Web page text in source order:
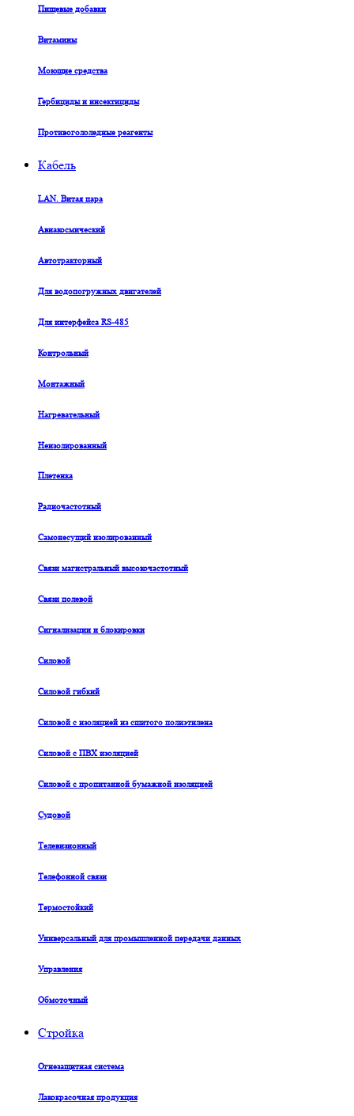
Пищевые добавки
Витамины
Моющие средства
Гербициды и инсектициды
Противогололедные реагенты
Кабель
LAN. Витая пара
Авиакосмический
Автотракторный
Для водопогружных двигателей
Для интерфейса RS-485
Контрольный
Монтажный
Нагревательный
Неизолированный
Плетенка
Радиочастотный
Самонесущий изолированный
Связи магистральный высокочастотный
Связи полевой
Сигнализации и блокировки
Силовой
Силовой гибкий
Силовой с изоляцией из сшитого полиэтилена
Силовой с ПВХ изоляцией
Силовой с пропитанной бумажной изоляцией
Судовой
Телевизионный
Телефонной связи
Термостойкий
Универсальный для промышленной передачи данных
Управления
Обмоточный
Стройка
Огнезащитная система
Лакокрасочная продукция